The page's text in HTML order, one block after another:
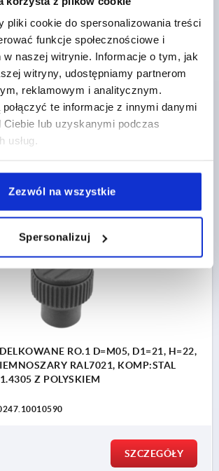
pliki cookie do spersonalizowania treści
funkcje społecznościowe i
w naszej witrynie. Informacje o tym, jak
witryny, udostępniamy partnerom
reklamowym i analitycznym.
te informacje z innymi danymi
lub uzyskanymi podczas
usług.
Zezwól na wszystkie
Spersonalizuj
RO.1 D=M04, D1=21, H=22,
RAL7021, KOMP:STAL
Z POLYSKIEM
RO.1 D=M05, D1=21, H=22,
RAL7021, KOMP:STAL
Z POLYSKIEM
SZCZEGÓŁY